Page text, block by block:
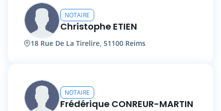
NOTAIRE
Christophe ETIEN
18 Rue De La Tirelire, 51100 Reims
NOTAIRE
Frédérique CONREUR-MARTIN